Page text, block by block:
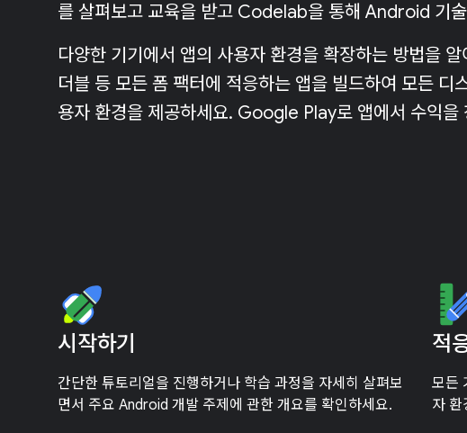
를 살펴보고 교육을 받고 Codelab을 통해 Android 기
다양한 기기에서 앱의 사용자 환경을 확장하는 방법을
더블 등 모든 폼 팩터에 적응하는 앱을 빌드하여 모든 디
용자 환경을 제공하세요. Google Play로 앱에서 수익을
시작하기
간단한 튜토리얼을 진행하거나 학습 과정을 자세히 살펴보
면서 주요 Android 개발 주제에 관한 개요를 확인하세요.
적
모든
자 환